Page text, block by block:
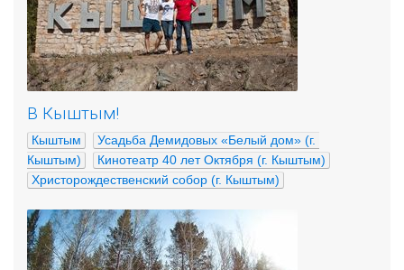
В Кыштым!
Кыштым
Усадьба Демидовых «Белый дом» (г.
Кыштым)
Кинотеатр 40 лет Октября (г. Кыштым)
Христорождественский собор (г. Кыштым)